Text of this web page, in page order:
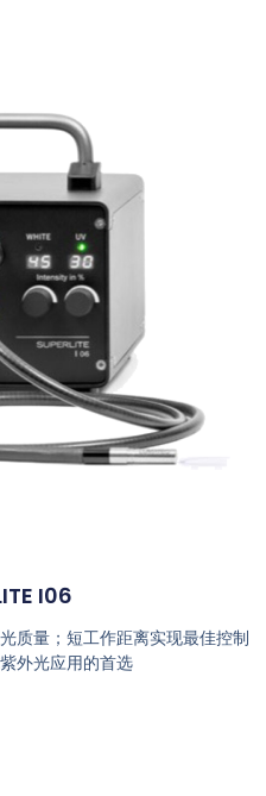
I06
质量；短工作距离实现最佳控制
外光应用的首选